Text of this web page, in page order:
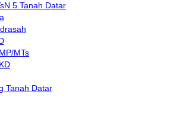
5 Tanah Datar
MTs
Tanah Datar